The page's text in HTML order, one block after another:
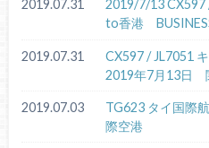
2019.07.31
2019/7/13
to香港
2019.07.31
CX597 / JL7051
2019年7月13日
2019.07.03
TG623 タイ国
際空港